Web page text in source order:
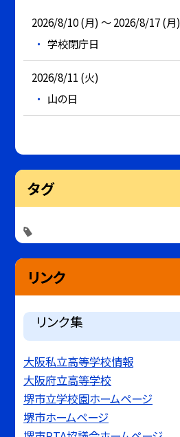
2026/8/10 (月) ～ 2026/8/17 (月)
学校閉庁日
2026/8/11 (火)
山の日
タグ
リンク
リンク集
大阪私立高等学校情報
大阪府立高等学校
堺市立学校園ホームページ
堺市ホームページ